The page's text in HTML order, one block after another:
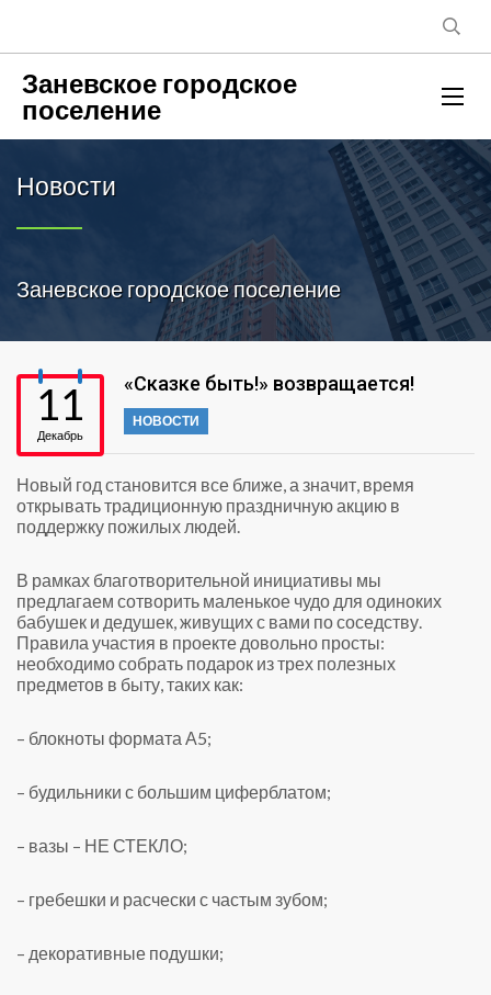
Заневское городское
поселение
Новости
Заневское городское поселение
11
Декабрь
«Сказке быть!» возвращается!
НОВОСТИ
Новый год становится все ближе, а значит, время
открывать традиционную праздничную акцию в
поддержку пожилых людей.
В рамках благотворительной инициативы мы
предлагаем сотворить маленькое чудо для одиноких
бабушек и дедушек, живущих с вами по соседству.
Правила участия в проекте довольно просты:
необходимо собрать подарок из трех полезных
предметов в быту, таких как:
– блокноты формата А5;
– будильники с большим циферблатом;
– вазы – НЕ СТЕКЛО;
– гребешки и расчески с частым зубом;
– декоративные подушки;